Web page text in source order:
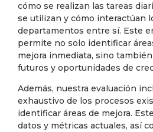
cómo se realizan las tareas
se utilizan y cómo interactúan
departamentos entre sí. Este
permite no solo identificar
mejora inmediata, sino
futuros y oportunidades de
Además, nuestra evaluación
exhaustivo de los procesos
identificar áreas de mejora.
datos y métricas actuales, así